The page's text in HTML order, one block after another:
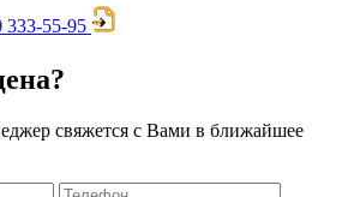
333-55-95
свяжется с Вами в ближайшее